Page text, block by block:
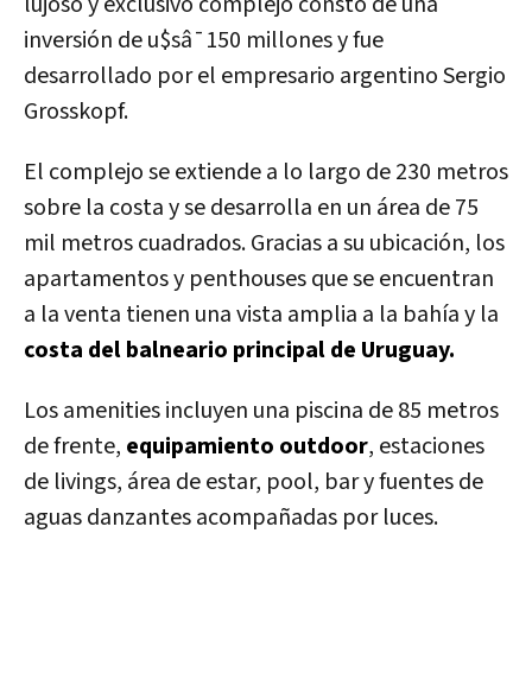
inversión de u$sâ¯150 millones y fue
desarrollado por el empresario argentino Sergio
Grosskopf.
El complejo se extiende a lo largo de 230 metros
sobre la costa y se desarrolla en un área de 75
mil metros cuadrados. Gracias a su ubicación, los
apartamentos y penthouses que se encuentran
a la venta tienen una vista amplia a la bahía y la
costa del balneario principal de Uruguay.
Los amenities incluyen una piscina de 85 metros
de frente, equipamiento outdoor, estaciones
de livings, área de estar, pool, bar y fuentes de
aguas danzantes acompañadas por luces.